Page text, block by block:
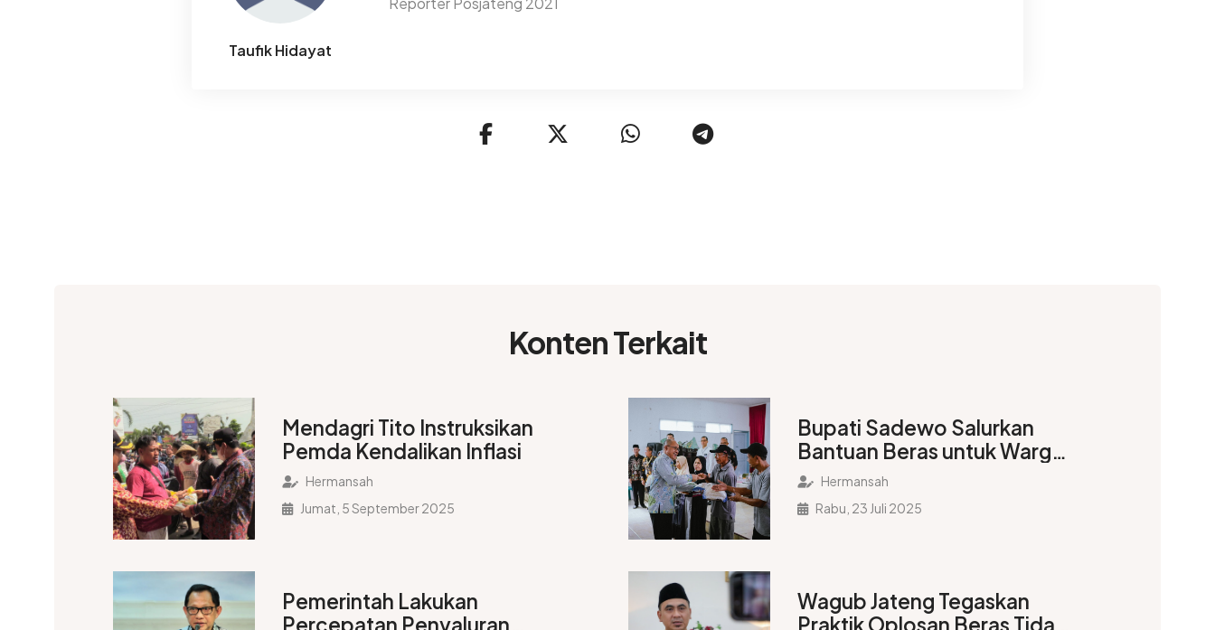
Taufik Hidayat
Konten Terkait
Mendagri Tito Instruksikan
Pemda Kendalikan Inflasi
Hermansah
Jumat, 5 September 2025
Pemerintah Lakukan
Percepatan Penyaluran
Bupati Sadewo Salurkan
Bantuan Beras untuk Warga
Banyumas
Hermansah
Rabu, 23 Juli 2025
Wagub Jateng Tegaskan
Praktik Oplosan Beras Tidak